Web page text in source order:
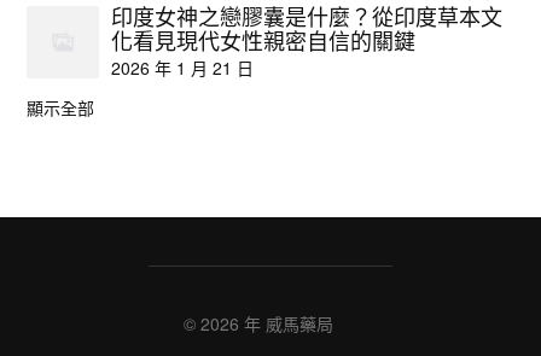
印度女神之戀膠囊是什麼？從印度草本文
化看見現代女性親密自信的關鍵
2026 年 1 月 21 日
顯示全部
© 2026 年 威馬藥局